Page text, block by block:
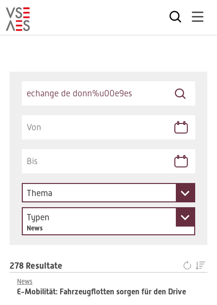
Thema
Typen
News
278 Resultate
News
E-Mobilität: Fahrzeugflotten sorgen für den Drive